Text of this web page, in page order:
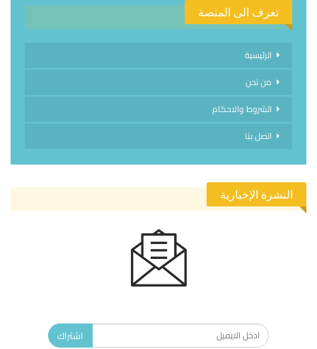
تعرف الى المنصة
الرئيسية
من نحن
الشروط والاحكام
اتصل بنا
النشرة الإخبارية
اشتراك